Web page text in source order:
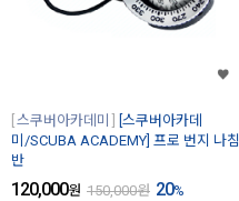
스쿠버아카데미
[스쿠버아카데
미/SCUBA ACADEMY] 프로 번지 나침
반
120,000원 150,000원 20%